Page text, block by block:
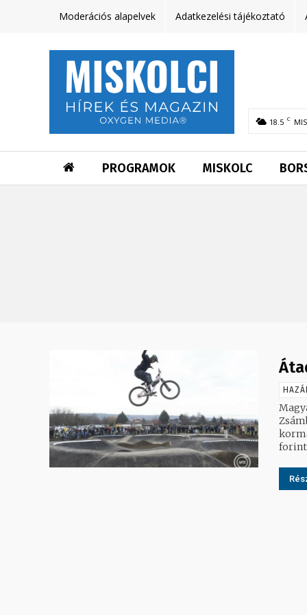
Moderációs alapelvek Adatkezelési tájékoztató
18.5 C
PROGRAMOK MISKOLC
forint